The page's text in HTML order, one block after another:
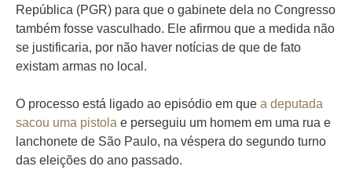
República (PGR) para que o gabinete dela no Congresso
também fosse vasculhado. Ele afirmou que a medida não
se justificaria, por não haver notícias de que de fato
existam armas no local.
O processo está ligado ao episódio em que a deputada
sacou uma pistola e perseguiu um homem em uma rua e
lanchonete de São Paulo, na véspera do segundo turno
das eleições do ano passado.